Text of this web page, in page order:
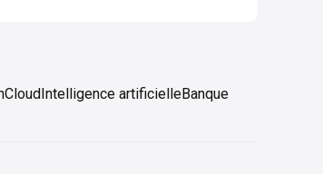
Cloud Intelligence artificielleBanque